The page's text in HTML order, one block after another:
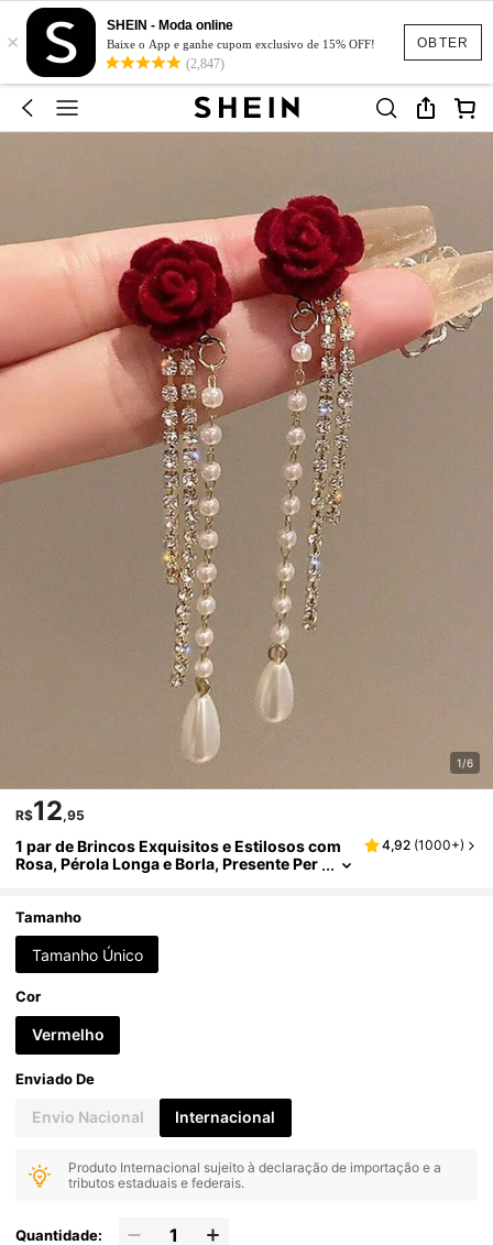
OBTER
×
SHEIN - Moda online
Baixe o App e ganhe cupom exclusivo de 15% OFF!
(2,847)
1/6
R$12,95
1 par de Brincos Exquisitos e Estilosos com
Rosa, Pérola Longa e Borla, Presente Per
4,92 (1000+)
Tamanho
Tamanho Único
Cor
Vermelho
Enviado De
Envio Nacional Internacional
Produto Internacional sujeito à declaração de importação e a
tributos estaduais e federais.
Quantidade: